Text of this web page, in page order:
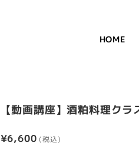
HOME
【動画講座】酒粕料理クラ
¥6,600